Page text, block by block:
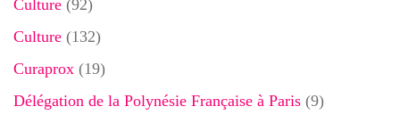
Culture (92)
Culture (132)
Curaprox (19)
Délégation de la Polynésie Française à Paris (9)